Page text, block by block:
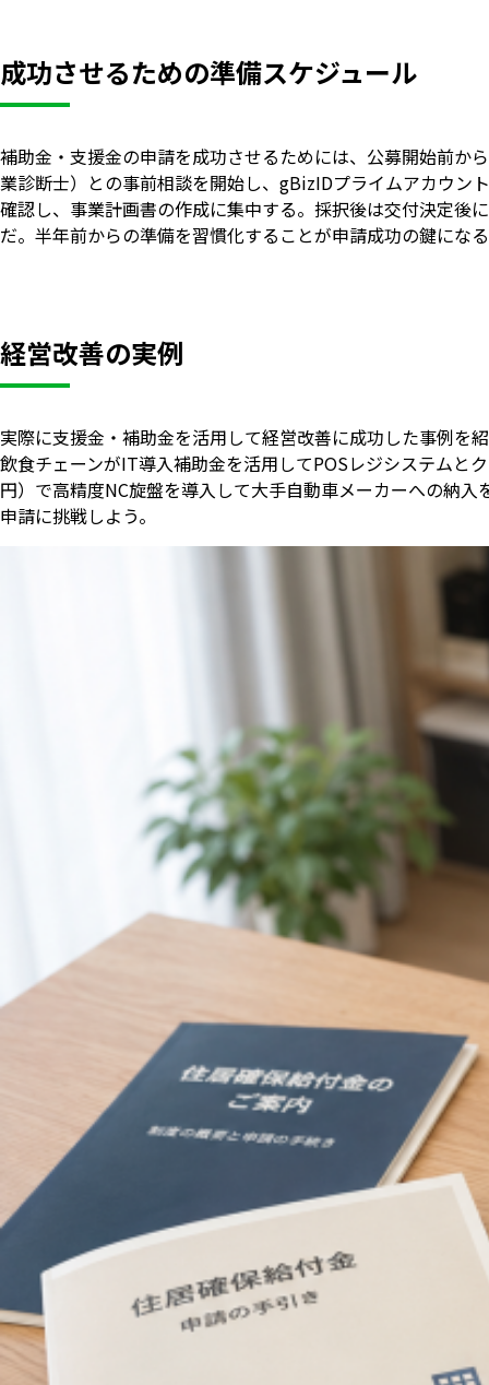
成功させるための準備スケジュール
補助金・支援金の申請を成功させるためには、公募開始前か
業診断士）との事前相談を開始し、gBizIDプライムアカウン
確認し、事業計画書の作成に集中する。採択後は交付決定後
だ。半年前からの準備を習慣化することが申請成功の鍵にな
経営改善の実例
実際に支援金・補助金を活用して経営改善に成功した事例を
飲食チェーンがIT導入補助金を活用してPOSレジシステムと
円）で高精度NC旋盤を導入して大手自動車メーカーへの納
申請に挑戦しよう。